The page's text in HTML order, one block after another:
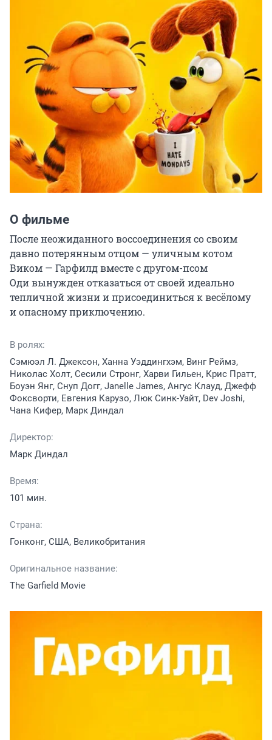
О фильме
После неожиданного воссоединения со своим
давно потерянным отцом — уличным котом
Виком — Гарфилд вместе с другом-псом
Оди вынужден отказаться от своей идеально
тепличной жизни и присоединиться к весёлому
и опасному приключению.
В ролях:
Сэмюэл Л. Джексон, Ханна Уэддингхэм, Винг Реймз,
Николас Холт, Сесили Стронг, Харви Гильен, Крис Пратт,
Боуэн Янг, Снуп Догг, Janelle James, Ангус Клауд, Джефф
Фоксворти, Евгения Карузо, Люк Синк-Уайт, Dev Joshi,
Чана Кифер, Марк Диндал
Директор:
Марк Диндал
Время:
101 мин.
Страна:
Гонконг, США, Великобритания
Оригинальное название:
The Garfield Movie